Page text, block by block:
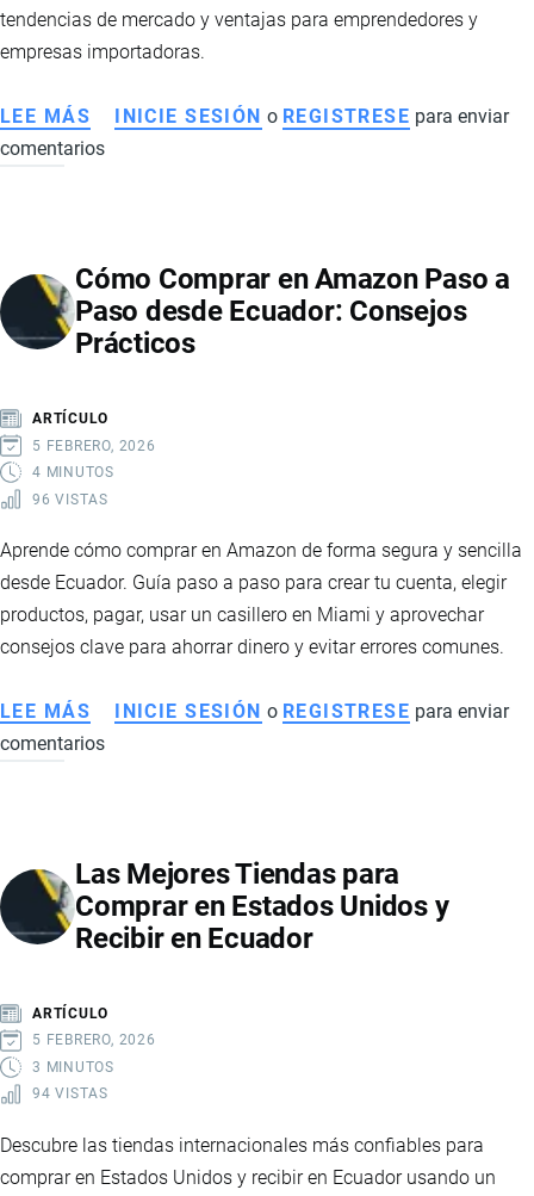
tendencias de mercado y ventajas para emprendedores y
empresas importadoras.
LEE MÁS SOBRE
PRINCIPALES
CHINA
A
ECUADOR
INICIE SESIÓN o REGISTRESE para enviar
comentarios
Cómo Comprar en Amazon Paso a
Paso desde Ecuador: Consejos
Prácticos
ARTÍCULO
5 FEBRERO, 2026
4 MINUTOS
96 VISTAS
Aprende cómo comprar en Amazon de forma segura y sencilla
desde Ecuador. Guía paso a paso para crear tu cuenta, elegir
productos, pagar, usar un casillero en Miami y aprovechar
consejos clave para ahorrar dinero y evitar errores comunes.
LEE MÁS SOBRE
CÓMO
PASO
A
PASO
CONSEJOS
PRÁCTICOS
INICIE SESIÓN o REGISTRESE para enviar
comentarios
Las Mejores Tiendas para
Comprar en Estados Unidos y
Recibir en Ecuador
ARTÍCULO
5 FEBRERO, 2026
3 MINUTOS
94 VISTAS
Descubre las tiendas internacionales más confiables para
comprar en Estados Unidos y recibir en Ecuador usando un